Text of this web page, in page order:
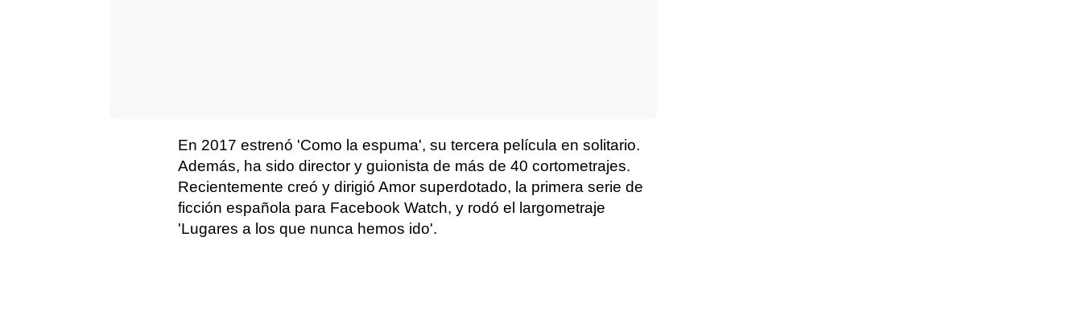
En 2017 estrenó 'Como la espuma', su tercera película en solitario.
Además, ha sido director y guionista de más de 40 cortometrajes.
Recientemente creó y dirigió Amor superdotado, la primera serie de
ficción española para Facebook Watch, y rodó el largometraje
'Lugares a los que nunca hemos ido'.